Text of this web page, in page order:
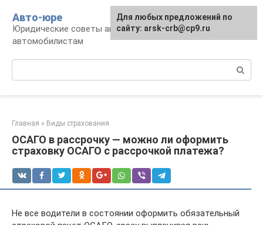
контенту
Авто-юре
Юридические советы автовладельцам и
автомобилистам
Главная » Виды страхования
ОСАГО в рассрочку — можно ли оформить
страховку ОСАГО с рассрочкой платежа?
Не все водители в состоянии оформить обязательный
Для любых предложений по
сайту: arsk-crb@cp9.ru